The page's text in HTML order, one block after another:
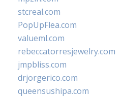
stcreal.com
PopUpFlea.com
valueml.com
rebeccatorresjewelry.com
jmpbliss.com
drjorgerico.com
queensushipa.com